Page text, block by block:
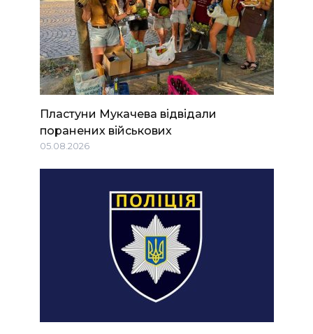
Пластуни Мукачева відвідали
поранених військових
05.08.2026